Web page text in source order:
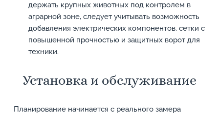
держать крупных животных под контролем в
аграрной зоне, следует учитывать возможность
добавления электрических компонентов, сетки с
повышенной прочностью и защитных ворот для
техники.
Установка и обслуживание
Планирование начинается с реального замера